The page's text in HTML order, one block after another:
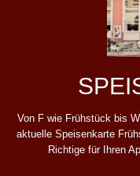
Von F wie Frühstück bis
aktuelle Speisenkarte
Richtige für Ihren